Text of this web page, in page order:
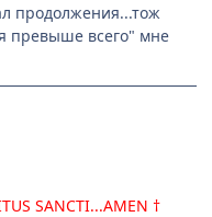
продолжения...тож
превыше всего" мне
SANCTI...AMEN †